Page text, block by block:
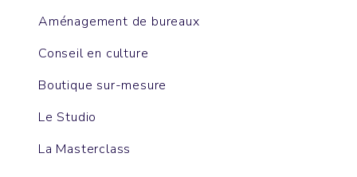
Aménagement de bureaux
Conseil en culture
Boutique sur-mesure
Le Studio
La Masterclass